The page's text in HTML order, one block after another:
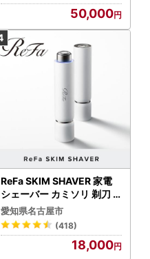
50,000
ReFa SKIM SHAVER 家電
シェーバー カミソリ 剃刀
シェーバー
愛知県名古屋市
(418)
18,000